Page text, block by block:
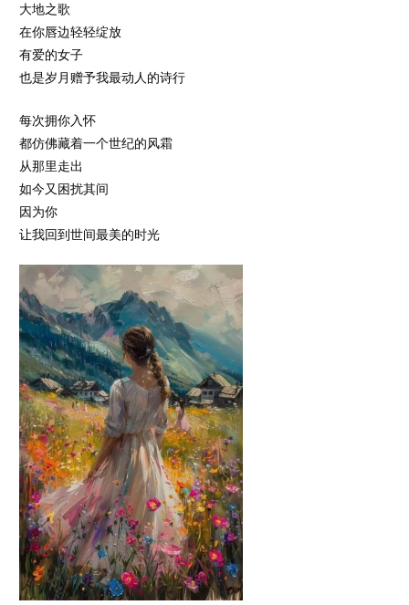
大地之歌
在你唇边轻轻绽放
有爱的女子
也是岁月赠予我最动人的诗行
每次拥你入怀
都仿佛藏着一个世纪的风霜
从那里走出
如今又困扰其间
因为你
让我回到世间最美的时光